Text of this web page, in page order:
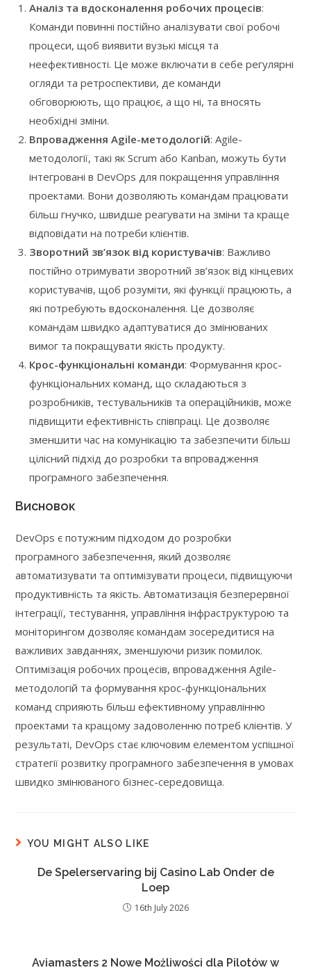
Аналіз та вдосконалення робочих процесів:
Команди повинні постійно аналізувати свої робочі
процеси, щоб виявити вузькі місця та
неефективності. Це може включати в себе регулярні
огляди та ретроспективи, де команди
обговорюють, що працює, а що ні, та вносять
необхідні зміни.
Впровадження Agile-методологій: Agile-
методології, такі як Scrum або Kanban, можуть бути
інтегровані в DevOps для покращення управління
проектами. Вони дозволяють командам працювати
більш гнучко, швидше реагувати на зміни та краще
відповідати на потреби клієнтів.
Зворотний зв’язок від користувачів: Важливо
постійно отримувати зворотний зв’язок від кінцевих
користувачів, щоб розуміти, які функції працюють, а
які потребують вдосконалення. Це дозволяє
командам швидко адаптуватися до змінюваних
вимог та покращувати якість продукту.
Крос-функціональні команди: Формування крос-
функціональних команд, що складаються з
розробників, тестувальників та операційників, може
підвищити ефективність співпраці. Це дозволяє
зменшити час на комунікацію та забезпечити більш
цілісний підхід до розробки та впровадження
програмного забезпечення.
Висновок
DevOps є потужним підходом до розробки
програмного забезпечення, який дозволяє
автоматизувати та оптимізувати процеси, підвищуючи
продуктивність та якість. Автоматизація безперервної
інтеграції, тестування, управління інфраструктурою та
моніторингом дозволяє командам зосередитися на
важливих завданнях, зменшуючи ризик помилок.
Оптимізація робочих процесів, впровадження Agile-
методологій та формування крос-функціональних
команд сприяють більш ефективному управлінню
проектами та кращому задоволенню потреб клієнтів. У
результаті, DevOps стає ключовим елементом успішної
стратегії розвитку програмного забезпечення в умовах
швидко змінюваного бізнес-середовища.
YOU MIGHT ALSO LIKE
De Spelerservaring bij Casino Lab Onder de
Loep
16th July 2026
Aviamasters 2 Nowe Możliwości dla Pilotów w